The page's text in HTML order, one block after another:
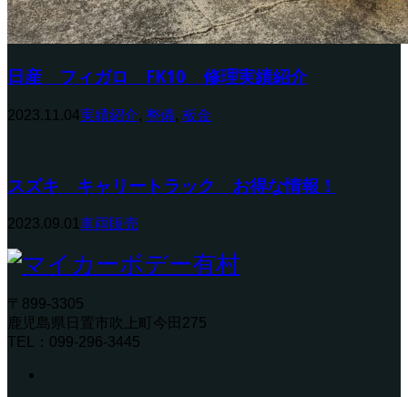
日産 フィガロ FK10 修理実績紹介
2023.11.04実績紹介, 整備, 板金
スズキ キャリートラック お得な情報！
2023.09.01 車両販売
〒899-3305
鹿児島県日置市吹上町今田275
TEL：099-296-3445